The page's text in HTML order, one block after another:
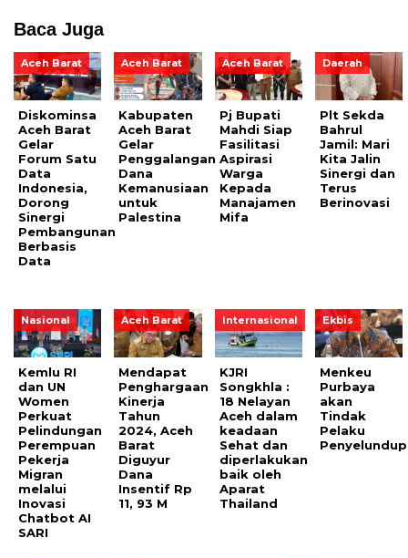
Baca Juga
Aceh Barat
Diskominsa
Aceh Barat
Gelar
Forum Satu
Data
Indonesia,
Dorong
Sinergi
Pembangunan
Berbasis
Data
Aceh Barat
Kabupaten
Aceh Barat
Gelar
Penggalangan
Dana
Kemanusiaan
untuk
Palestina
Aceh Barat
Pj Bupati
Mahdi Siap
Fasilitasi
Aspirasi
Warga
Kepada
Manajamen
Mifa
Daerah
Plt Sekda
Bahrul
Jamil: Mari
Kita Jalin
Sinergi dan
Terus
Berinovasi
Nasional
Kemlu RI
dan UN
Women
Perkuat
Pelindungan
Perempuan
Pekerja
Migran
melalui
Inovasi
Chatbot AI
SARI
Aceh Barat
Mendapat
Penghargaan
Kinerja
Tahun
2024, Aceh
Barat
Diguyur
Dana
Insentif Rp
11, 93 M
Internasional
KJRI
Songkhla :
18 Nelayan
Aceh dalam
keadaan
Sehat dan
diperlakukan
baik oleh
Aparat
Thailand
Ekbis
Menkeu
Purbaya
akan
Tindak
Pelaku